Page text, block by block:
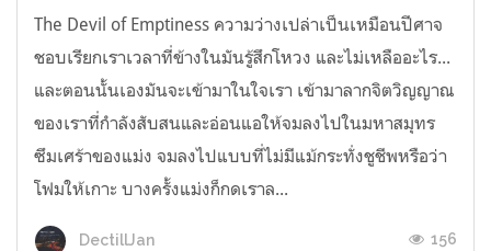
The Devil of Emptiness ความว่างเปล่าเป็นเหมือนปีศาจ
ชอบเรียกเราเวลาที่ข้างในมันรู้สึกโหวง และไม่เหลืออะไร...
และตอนนั้นเองมันจะเข้ามาในใจเรา เข้ามาลากจิตวิญญาณ
ของเราที่กำลังสับสนและอ่อนแอให้จมลงไปในมหาสมุทร
ซึมเศร้าของแม่ง จมลงไปแบบที่ไม่มีแม้กระทั่งชูชีพหรือว่า
โฟมให้เกาะ บางครั้งแม่งก็กดเราล...
DectillJan 156